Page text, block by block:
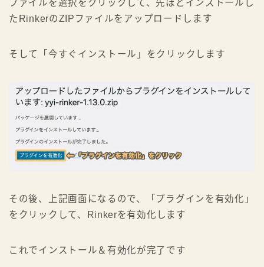
ファイルを選択をクリックして、先ほどインストールし
たRinkerのZIPファイルをアップロードします
そして「今すぐインストール」をクリックします
その後、上記画面になるので、「プラグインを有効化」
をクリックして、Rinkerを有効化します
これでインストール＆有効化が完了です